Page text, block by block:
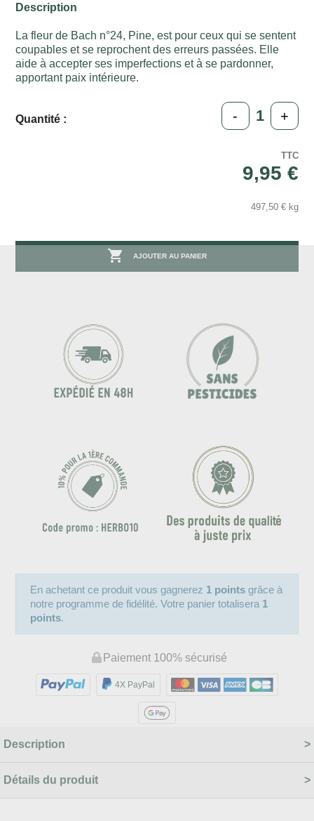
Description
La fleur de Bach n°24, Pine, est pour ceux qui se sentent
coupables et se reprochent des erreurs passées. Elle
aide à accepter ses imperfections et à se pardonner,
apportant paix intérieure.
Quantité : - +
TTC
9,95 €
497,50 € kg
 AJOUTER AU PANIER
En achetant ce produit vous gagnerez 1 points grâce à
notre programme de fidélité. Votre panier totalisera 1
points.
Paiement 100% sécurisé
4X PayPal
Description
Détails du produit